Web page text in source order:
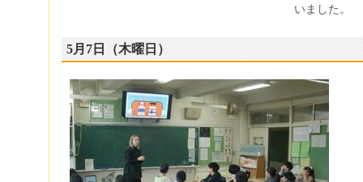
いました。
5月7日（木曜日）